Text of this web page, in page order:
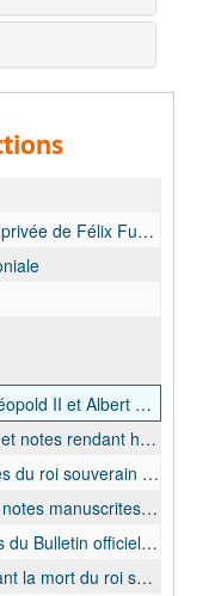
de Félix Fuchs
Albert 1er, 1898-1914
Léopold II et à son action en Afrique, 1898
Léopold II, 1909
le roi souverain Léopold II, 1909
belge du 17 au 28 décembre 1909, 1909
du roi Albert Ier et les célébrations y ayant trait, 1909 - 1910